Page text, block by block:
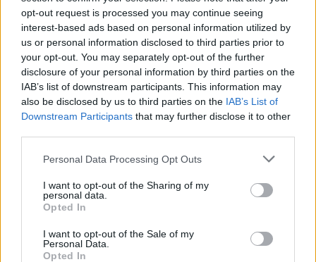
opt-out request is processed you may continue seeing
interest-based ads based on personal information utilized by
us or personal information disclosed to third parties prior to
your opt-out. You may separately opt-out of the further
disclosure of your personal information by third parties on the
IAB’s list of downstream participants. This information may
also be disclosed by us to third parties on the IAB’s List of
Downstream Participants that may further disclose it to other
Personal Data Processing Opt Outs
I want to opt-out of the Sharing of my
personal data.
Opted In
I want to opt-out of the Sale of my
Personal Data.
Opted In
Konsultieren Sie einen Allergologen:Lassen Sie
sich professionell beraten zu Medikamenten,
Immuntherapie und individuellen
Behandlungsstrategien